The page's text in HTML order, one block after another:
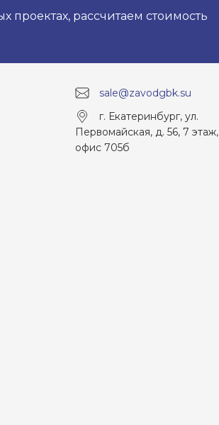
проектах, рассчитаем стоимость
sale@zavodgbk.su
г. Екатеринбург, ул.
Первомайская, д. 56, 7 этаж,
офис 705б